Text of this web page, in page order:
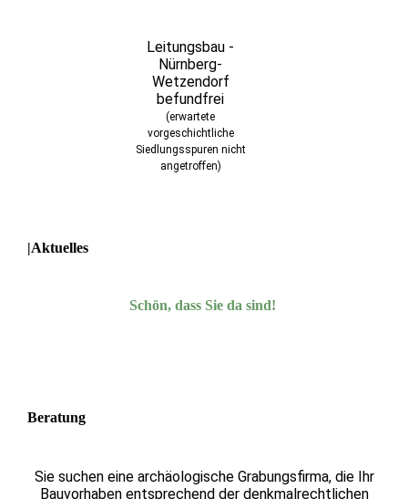
Leitungsbau -
Nürnberg-
Wetzendorf
befundfrei
(erwartete
vorgeschichtliche
Siedlungsspuren nicht
angetroffen)
|Aktuelles
Schön, dass Sie da sind!
Beratung
Sie suchen eine archäologische Grabungsfirma, die Ihr
Bauvorhaben entsprechend der denkmalrechtlichen